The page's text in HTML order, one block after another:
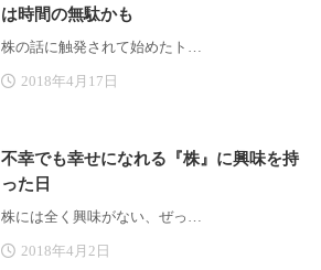
は時間の無駄かも
株の話に触発されて始めたト…
2018年4月17日
不幸でも幸せになれる『株』に興味を持
った日
株には全く興味がない、ぜっ…
2018年4月2日